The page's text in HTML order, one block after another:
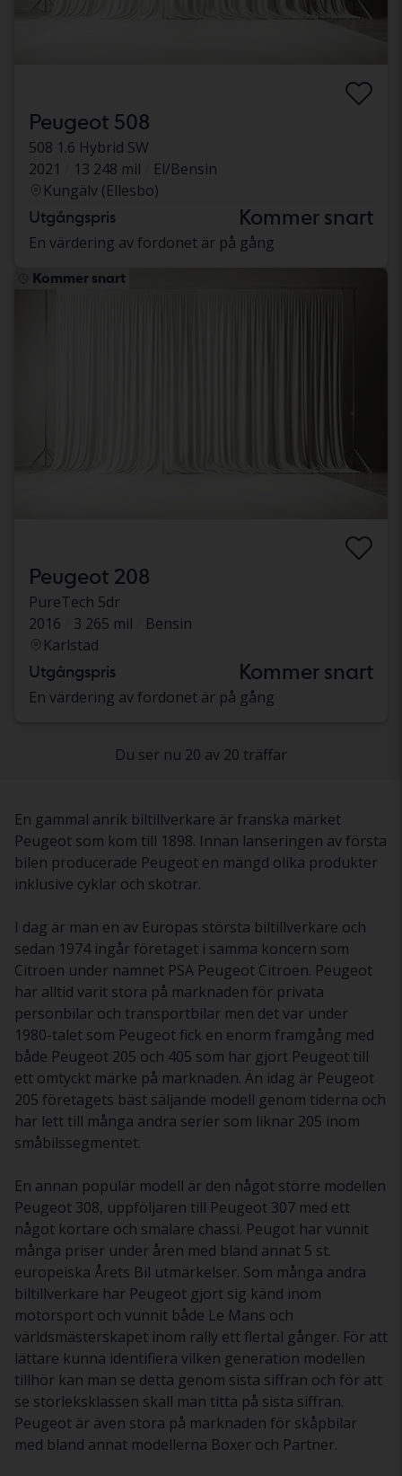
Peugeot 508
508 1.6 Hybrid SW
2021
13 248 mil
El/Bensin
Kungälv (Ellesbo)
Utgångspris Kommer snart
En värdering av fordonet är på gång
Kommer snart
Peugeot 208
PureTech 5dr
2016
3 265 mil
Bensin
Karlstad
Utgångspris Kommer snart
En värdering av fordonet är på gång
Du ser nu 20 av 20 träffar
En gammal anrik biltillverkare är franska märket
Peugeot som kom till 1898. Innan lanseringen av första
bilen producerade Peugeot en mängd olika produkter
inklusive cyklar och skotrar.
I dag är man en av Europas största biltillverkare och
sedan 1974 ingår företaget i samma koncern som
Citroën under namnet PSA Peugeot Citroën. Peugeot
har alltid varit stora på marknaden för privata
personbilar och transportbilar men det var under
1980-talet som Peugeot fick en enorm framgång med
både Peugeot 205 och 405 som har gjort Peugeot till
ett omtyckt märke på marknaden. Än idag är Peugeot
205 företagets bäst säljande modell genom tiderna och
har lett till många andra serier som liknar 205 inom
småbilssegmentet.
En annan populär modell är den något större modellen
Peugeot 308, uppföljaren till Peugeot 307 med ett
något kortare och smalare chassi. Peugot har vunnit
många priser under åren med bland annat 5 st.
europeiska Årets Bil utmärkelser. Som många andra
biltillverkare har Peugeot gjort sig känd inom
motorsport och vunnit både Le Mans och
världsmästerskapet inom rally ett flertal gånger. För att
lättare kunna identifiera vilken generation modellen
tillhör kan man se detta genom sista siffran och för att
se storleksklassen skall man titta på sista siffran.
Peugeot är även stora på marknaden för skåpbilar
med bland annat modellerna Boxer och Partner.